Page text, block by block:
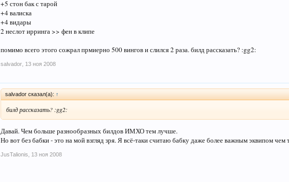
+5 стон бак с тарой
+4 валиска
+4 видары
2 неслот ирринга >> фен в клипе
помимо всего этого сожрал прмиерно 500 вингов и слился 2 раза. билд рассказать? :gg2:
salvador 13 ноя 2008
salvador сказал(а): ↑
билд рассказать? :gg2:
Давай. Чем больше разнообразных билдов ИМХО тем лучше.
Но вот без бабки - это на мой взгляд зря. Я всё-таки считаю бабку даже более важным эквипом чем
JusTalionis 13 ноя 2008